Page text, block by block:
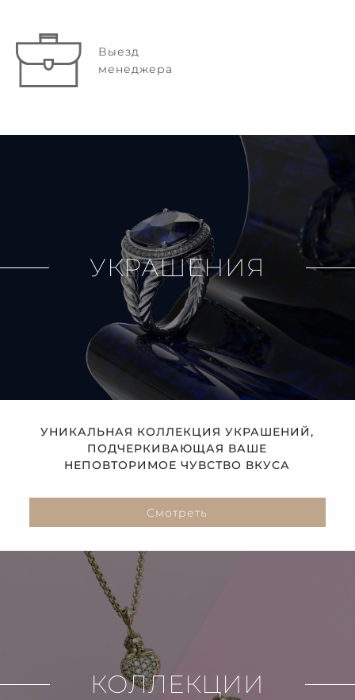
Выезд
менеджера
УКРАШЕНИЯ
УНИКАЛЬНАЯ КОЛЛЕКЦИЯ УКРАШЕНИЙ,
ПОДЧЕРКИВАЮЩАЯ ВАШЕ
НЕПОВТОРИМОЕ ЧУВСТВО ВКУСА
Смотреть
КОЛЛЕКЦИИ